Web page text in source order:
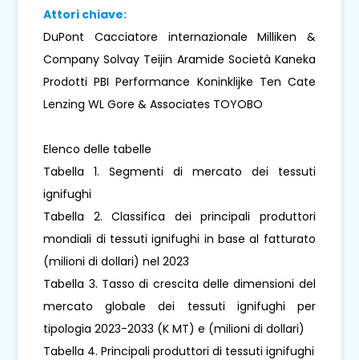
Attori chiave:
DuPont Cacciatore internazionale Milliken &
Company Solvay Teijin Aramide Società Kaneka
Prodotti PBI Performance Koninklijke Ten Cate
Lenzing WL Gore & Associates TOYOBO
Elenco delle tabelle
Tabella 1. Segmenti di mercato dei tessuti
ignifughi
Tabella 2. Classifica dei principali produttori
mondiali di tessuti ignifughi in base al fatturato
(milioni di dollari) nel 2023
Tabella 3. Tasso di crescita delle dimensioni del
mercato globale dei tessuti ignifughi per
tipologia 2023-2033 (K MT) e (milioni di dollari)
Tabella 4. Principali produttori di tessuti ignifughi